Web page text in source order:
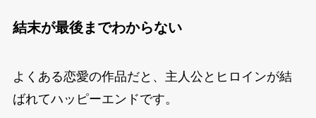
結末が最後までわからない
よくある恋愛の作品だと、主人公とヒロインが結
ばれてハッピーエンドです。